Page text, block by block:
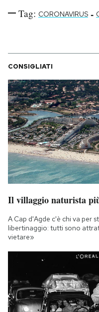
Tag: CORONAVIRUS -
CONSIGLIATI
Il villaggio naturista
A Cap d'Agde c'è chi va per
libertinaggio: tutti sono
vietare»